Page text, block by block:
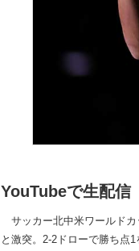
YouTubeで生配信
サッカー北中米ワールドカ
と激突。2-2ドローで勝ち点